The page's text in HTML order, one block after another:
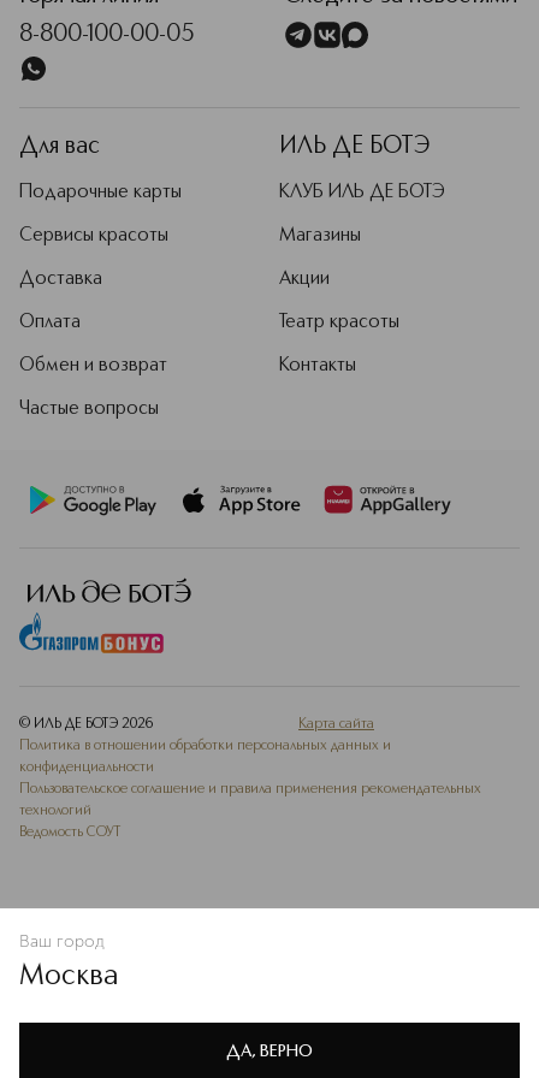
Политике конфиденциальности
свою уникальность, придать сияние
и новые краски каждому дню.
8-800-100-00-05
Для вас
Подарочные карты
Сервисы красоты
Доставка
Оплата
Обмен и возврат
Частые вопросы
ИЛЬ ДЕ БОТЭ
КЛУБ ИЛЬ ДЕ БОТЭ
Магазины
Акции
Театр красоты
Контакты
© ИЛЬ ДЕ БОТЭ 2026
Карта сайта
Политика в отношении обработки персональных данных и
конфиденциальности
Пользовательское соглашение и правила применения рекомендательных
технологий
Ведомость СОУТ
Ваш город
Москва
ДА, ВЕРНО